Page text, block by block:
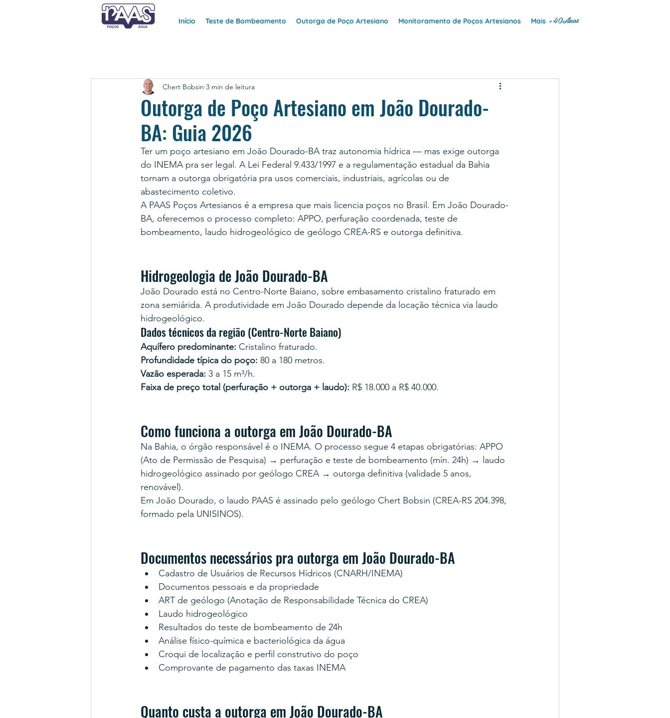
Início Teste de Bombeamento Outorga de Poço Artesiano Monitoramento de Poços Artesianos Mais +40Anos
Outorga de Poço Artesiano em João Dourado-
BA: Guia 2026
Chert Bobsin 3 min de leitura
Ter um poço artesiano em João Dourado-BA traz autonomia hídrica — mas exige outorga
do INEMA pra ser legal. A Lei Federal 9.433/1997 e a regulamentação estadual da Bahia
tornam a outorga obrigatória pra usos comerciais, industriais, agrícolas ou de
abastecimento coletivo.
A PAAS Poços Artesianos é a empresa que mais licencia poços no Brasil. Em João Dourado-
BA, oferecemos o processo completo: APPO, perfuração coordenada, teste de
bombeamento, laudo hidrogeológico de geólogo CREA-RS e outorga definitiva.
Hidrogeologia de João Dourado-BA
João Dourado está no Centro-Norte Baiano, sobre embasamento cristalino fraturado em
zona semiárida. A produtividade em João Dourado depende da locação técnica via laudo
hidrogeológico.
Dados técnicos da região (Centro-Norte Baiano)
Aquífero predominante: Cristalino fraturado.
Profundidade típica do poço: 80 a 180 metros.
Vazão esperada: 3 a 15 m³/h.
Faixa de preço total (perfuração + outorga + laudo): R$ 18.000 a R$ 40.000.
Como funciona a outorga em João Dourado-BA
Na Bahia, o órgão responsável é o INEMA. O processo segue 4 etapas obrigatórias: APPO
(Ato de Permissão de Pesquisa) → perfuração e teste de bombeamento (mín. 24h) → laudo
hidrogeológico assinado por geólogo CREA → outorga definitiva (validade 5 anos,
renovável).
Em João Dourado, o laudo PAAS é assinado pelo geólogo Chert Bobsin (CREA-RS 204.398,
formado pela UNISINOS).
Documentos necessários pra outorga em João Dourado-BA
Cadastro de Usuários de Recursos Hídricos (CNARH/INEMA)
Documentos pessoais e da propriedade
ART de geólogo (Anotação de Responsabilidade Técnica do CREA)
Laudo hidrogeológico
Resultados do teste de bombeamento de 24h
Análise físico-química e bacteriológica da água
Croqui de localização e perfil construtivo do poço
Comprovante de pagamento das taxas INEMA
Quanto custa a outorga em João Dourado-BA